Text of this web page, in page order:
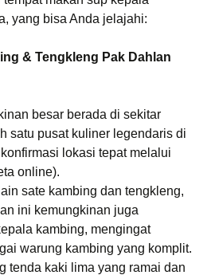
yang bisa Anda jelajahi:
& Tengkleng Pak Dahlan
besar berada di sekitar
satu pusat kuliner legendaris di
lokasi tepat melalui
online).
sate kambing dan tengkleng,
ini kemungkinan juga
kambing, mengingat
warung kambing yang komplit.
tenda kaki lima yang ramai dan